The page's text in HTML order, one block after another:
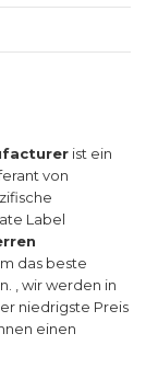
ist ein
von
Label
das beste
, wir werden in
niedrigste Preis
einen